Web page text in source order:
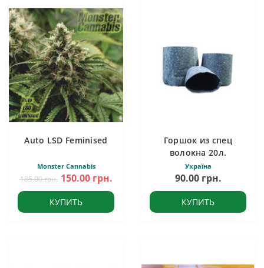
Auto LSD Feminised
Monster Cannabis
185.00 грн. 150.00 грн.
КУПИТЬ
Горшок из спец
волокна 20л.
Україна
90.00 грн.
КУПИТЬ